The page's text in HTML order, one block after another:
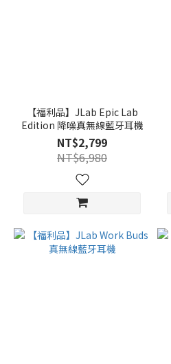
【福利品】JLab Epic Lab
Edition 降噪真無線藍牙耳機
NT$2,799
NT$6,980